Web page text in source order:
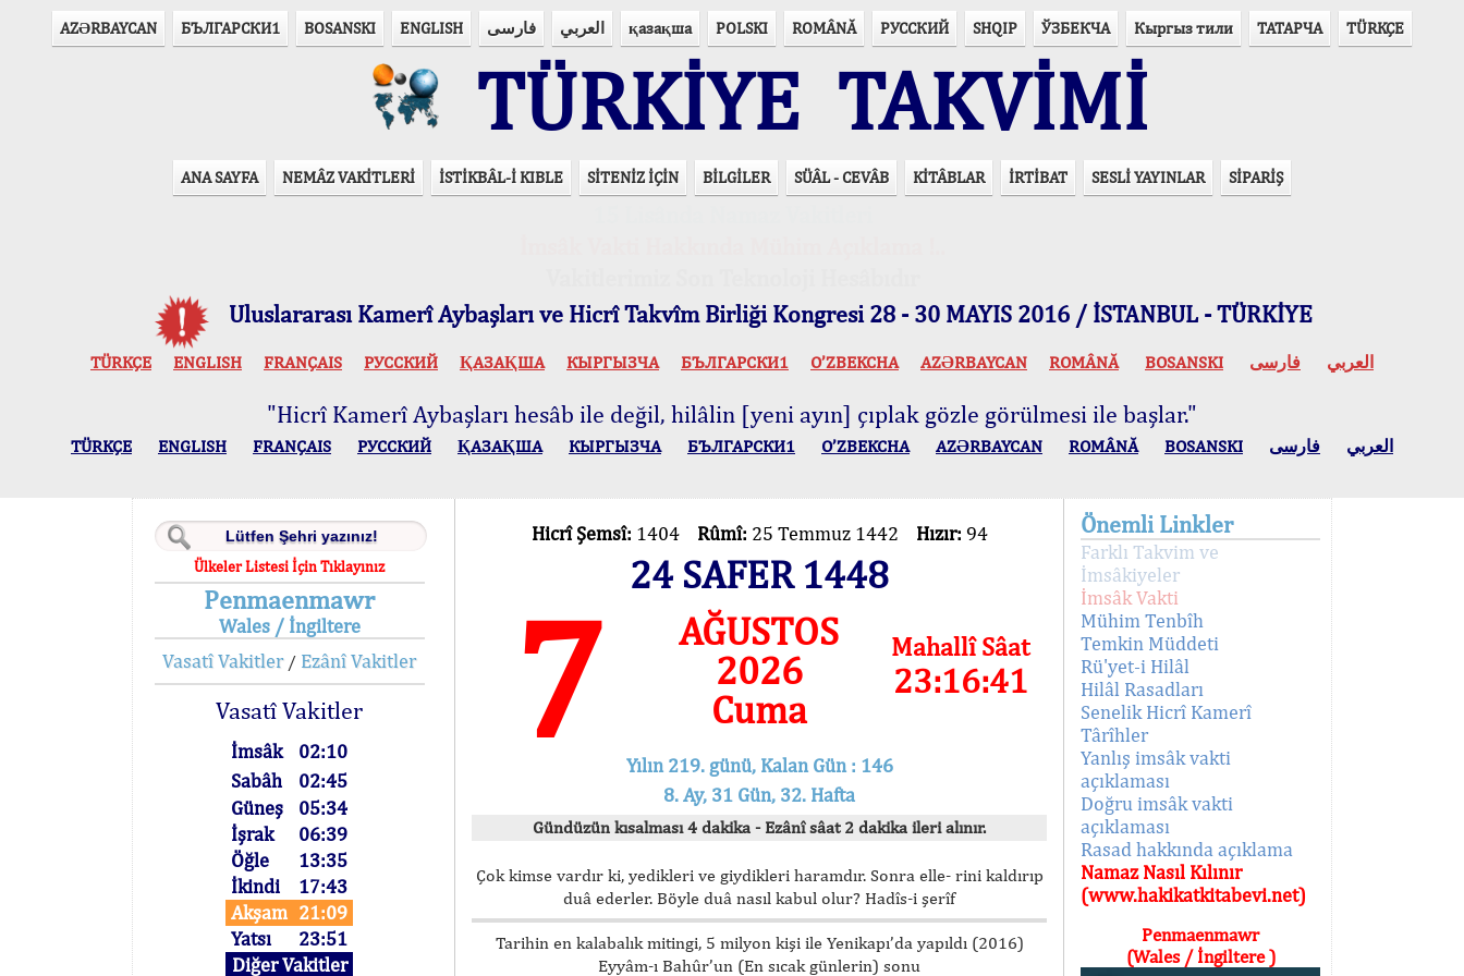
AZӘRBAYCAN БЪЛГАРСКИ1 BOSANSKI ENGLISH فارسی العربي қазақша POLSKI ROMÂNĂ РУССКИЙ SHQIP ЎЗБЕКЧА Кыргыз тили ТАТАРЧА TÜRKÇE
TÜRKİYE TAKVİMİ
ANA SAYFA NEMÂZ VAKİTLERİ İSTİKBÂL-İ KIBLE SİTENİZ İÇİN BİLGİLER SÜÂL - CEVÂB KİTÂBLAR İRTİBAT SESLİ YAYINLAR SİPARİŞ
Uluslararası Kamerî Aybaşları ve Hicrî Takvîm Birliği Kongresi 28 - 30 MAYIS 2016 / İSTANBUL - TÜRKİYE
TÜRKÇE ENGLISH FRANÇAIS РУССКИЙ ҚАЗАҚША КЫPГЫЗЧA БЪЛГАРСКИ1 O’ZBEKCHA AZӘRBAYCAN ROMÂNĂ BOSANSKI العربي فارسی
"Hicrî Kamerî Aybaşları hesâb ile değil, hilâlin [yeni ayın] çıplak gözle görülmesi ile başlar."
TÜRKÇE ENGLISH FRANÇAIS РУССКИЙ ҚАЗАҚША КЫPГЫЗЧA БЪЛГАРСКИ1 O’ZBEKCHA AZӘRBAYCAN ROMÂNĂ BOSANSKI العربي فارسی
Ülkeler Listesi İçin Tıklayınız
Penmaenmawr
Wales / İngiltere
Vasatî Vakitler/ Ezânî Vakitler
Vasatî Vakitler
İmsâk
02:10
Sabâh
02:45
Güneş
05:34
İşrak
06:39
Öğle
13:35
İkindi
17:43
Akşam 21:09
Yatsı
23:51
Diğer Vakitler
Hicrî Şemsî: 1404 Rûmî: 25 Temmuz 1442 Hızır: 94
24 SAFER 1448
7
AĞUSTOS
2026
Cuma
Mahallî Sâat
23:16:41
Yılın 219. günü, Kalan Gün : 146
8. Ay, 31 Gün, 32. Hafta
Gündüzün kısalması 4 dakika - Ezânî sâat 2 dakika ileri alınır.
Çok kimse vardır ki, yedikleri ve giydikleri haramdır. Sonra elle- rini kaldırıp
duâ ederler. Böyle duâ nasıl kabul olur? Hadîs-i şerîf
Tarihin en kalabalık mitingi, 5 milyon kişi ile Yenikapı’da yapıldı (2016)
Eyyâm-ı Bahûr’un (En sıcak günlerin) sonu
Önemli Linkler
Farklı Takvim ve
İmsâkiyeler
İmsâk Vakti
Mühim Tenbîh
Temkin Müddeti
Rü'yet-i Hilâl
Hilâl Rasadları
Senelik Hicrî Kamerî
Târîhler
Yanlış imsâk vakti
açıklaması
Doğru imsâk vakti
açıklaması
Rasad hakkında açıklama
Namaz Nasıl Kılınır
(www.hakikatkitabevi.net)
Penmaenmawr
(Wales / İngiltere )